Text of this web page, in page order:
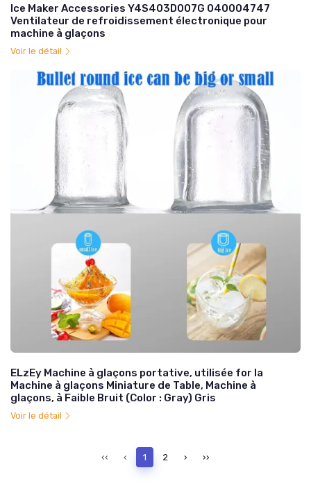
Ice Maker Accessories Y4S403D007G 040004747
Ventilateur de refroidissement électronique pour
machine à glaçons
Voir le détail
ELzEy Machine à glaçons portative, utilisée for la
Machine à glaçons Miniature de Table, Machine à
glaçons, à Faible Bruit (Color : Gray) Gris
Voir le détail
‹‹ ‹ 1 2 › ››